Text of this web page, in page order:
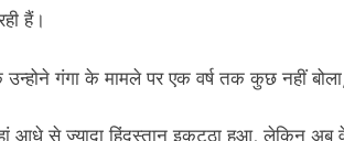
हैं।
उन्होने गंगा के मामले पर एक वर्ष तक कुछ नहीं